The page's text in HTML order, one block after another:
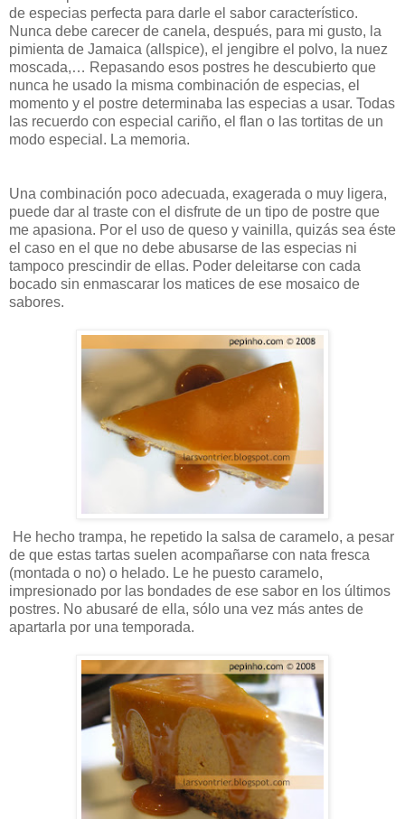
de especias perfecta para darle el sabor característico.
Nunca debe carecer de canela, después, para mi gusto, la
pimienta de Jamaica (allspice), el jengibre el polvo, la nuez
moscada,… Repasando esos postres he descubierto que
nunca he usado la misma combinación de especias, el
momento y el postre determinaba las especias a usar. Todas
las recuerdo con especial cariño, el flan o las tortitas de un
modo especial. La memoria.
Una combinación poco adecuada, exagerada o muy ligera,
puede dar al traste con el disfrute de un tipo de postre que
me apasiona. Por el uso de queso y vainilla, quizás sea éste
el caso en el que no debe abusarse de las especias ni
tampoco prescindir de ellas. Poder deleitarse con cada
bocado sin enmascarar los matices de ese mosaico de
sabores.
He hecho trampa, he repetido la salsa de caramelo, a pesar
de que estas tartas suelen acompañarse con nata fresca
(montada o no) o helado. Le he puesto caramelo,
impresionado por las bondades de ese sabor en los últimos
postres. No abusaré de ella, sólo una vez más antes de
apartarla por una temporada.